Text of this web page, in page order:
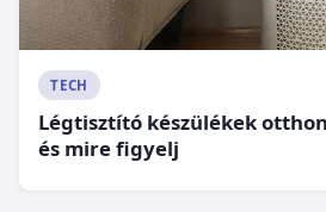
TECH
Légtisztító készülékek
és mire figyelj